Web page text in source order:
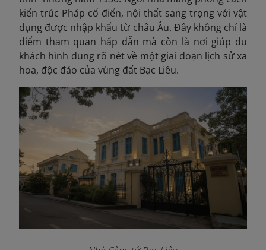
kiến trúc Pháp cổ điển, nội thất sang trọng với vật
dụng được nhập khẩu từ châu Âu. Đây không chỉ là
điểm tham quan hấp dẫn mà còn là nơi giúp du
khách hình dung rõ nét về một giai đoạn lịch sử xa
hoa, độc đáo của vùng đất Bạc Liêu.